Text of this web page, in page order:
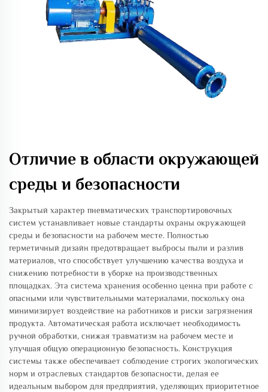
Отличие в области окружающей
среды и безопасности
Закрытый характер пневматических транспортировочных
систем устанавливает новые стандарты охраны окружающей
среды и безопасности на рабочем месте. Полностью
герметичный дизайн предотвращает выбросы пыли и разлив
материалов, что способствует улучшению качества воздуха и
снижению потребности в уборке на производственных
площадках. Эта система хранения особенно ценна при работе с
опасными или чувствительными материалами, поскольку она
минимизирует воздействие на работников и риски загрязнения
продукта. Автоматическая работа исключает необходимость
ручной обработки, снижая травматизм на рабочем месте и
улучшая общую операционную безопасность. Конструкция
системы также обеспечивает соблюдение строгих экологических
норм и отраслевых стандартов безопасности, делая ее
идеальным выбором для предприятий, уделяющих приоритетное